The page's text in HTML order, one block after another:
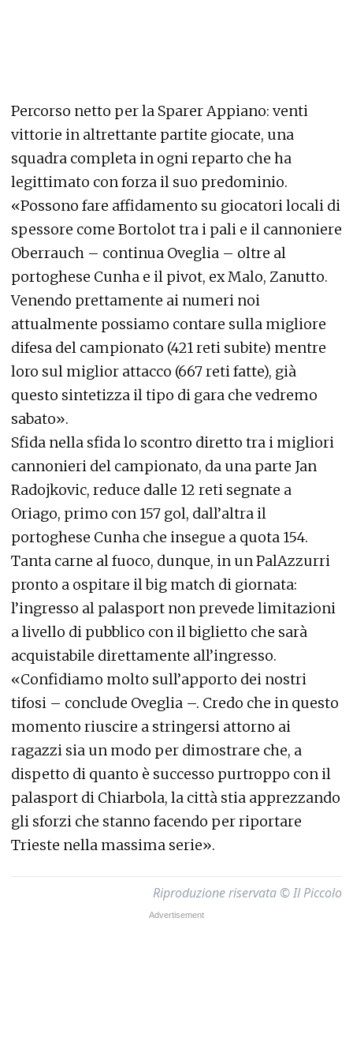
Percorso netto per la Sparer Appiano: venti
vittorie in altrettante partite giocate, una
squadra completa in ogni reparto che ha
legittimato con forza il suo predominio.
«Possono fare affidamento su giocatori locali di
spessore come Bortolot tra i pali e il cannoniere
Oberrauch – continua Oveglia – oltre al
portoghese Cunha e il pivot, ex Malo, Zanutto.
Venendo prettamente ai numeri noi
attualmente possiamo contare sulla migliore
difesa del campionato (421 reti subite) mentre
loro sul miglior attacco (667 reti fatte), già
questo sintetizza il tipo di gara che vedremo
sabato».
Sfida nella sfida lo scontro diretto tra i migliori
cannonieri del campionato, da una parte Jan
Radojkovic, reduce dalle 12 reti segnate a
Oriago, primo con 157 gol, dall’altra il
portoghese Cunha che insegue a quota 154.
Tanta carne al fuoco, dunque, in un PalAzzurri
pronto a ospitare il big match di giornata:
l’ingresso al palasport non prevede limitazioni
a livello di pubblico con il biglietto che sarà
acquistabile direttamente all’ingresso.
«Confidiamo molto sull’apporto dei nostri
tifosi – conclude Oveglia –. Credo che in questo
momento riuscire a stringersi attorno ai
ragazzi sia un modo per dimostrare che, a
dispetto di quanto è successo purtroppo con il
palasport di Chiarbola, la città stia apprezzando
gli sforzi che stanno facendo per riportare
Trieste nella massima serie».
Riproduzione riservata © Il Piccolo